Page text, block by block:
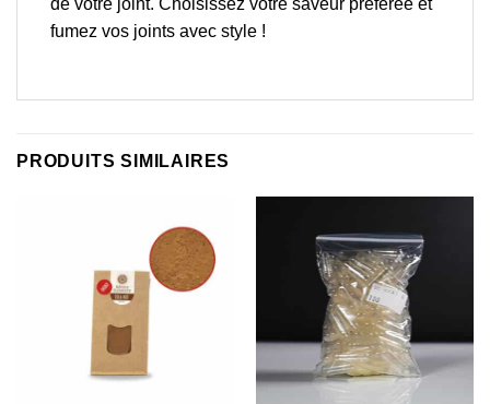
fumez vos joints avec style !
PRODUITS SIMILAIRES